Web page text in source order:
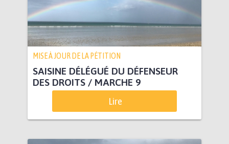
MISE À JOUR DE LA PÉTITION
SAISINE DÉLÉGUÉ DU DÉFENSEUR
DES DROITS / MARCHE 9
Lire